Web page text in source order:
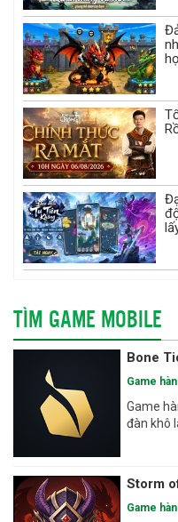
TÌM GAME MOBILE
Bone
Game
Game
đàn khô
Storm
Game